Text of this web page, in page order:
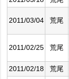
2011/03/04 荒尾
2011/02/25 荒尾
2011/02/18 荒尾